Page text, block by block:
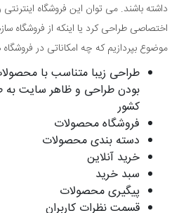
داشته باشند. می توان این فروشگاه
اختصاصی طراحی کرد یا اینکه از فروشگاه
موضوع بپردازیم که چه امکاناتی در
طراحی زیبا متناسب با
بودن طراحی و ظاهر سایت
کشور
فروشگاه محصولات
دسته بندی محصولات
خرید آنلاین
سبد خرید
پیگیری محصولات
قسمت نظرات کاربران